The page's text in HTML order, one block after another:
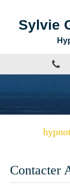
Sylvie
Contacter